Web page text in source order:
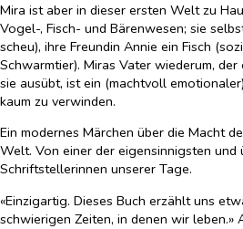
Mira ist aber in dieser ersten Welt zu
Vogel-, Fisch- und Bärenwesen; sie
scheu), ihre Freundin Annie ein Fisch
Schwarmtier). Miras Vater wiederum,
sie ausübt, ist ein (machtvoll
kaum zu verwinden.
Ein modernes Märchen über die Macht
Welt. Von einer der eigensinnigsten und
Schriftstellerinnen unserer Tage.
«Einzigartig. Dieses Buch erzählt uns
schwierigen Zeiten, in denen wir leben.»